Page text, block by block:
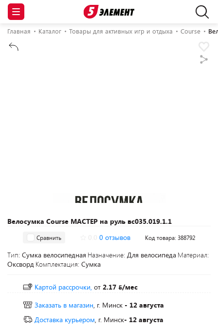
Главная Каталог Товары для активных игр и отдыха Course
Велосумка Course МАСТЕР на руль вс035.019.1.1
Сравнить 0 отзывов Код товара: 388792
Тип: Сумка велосипедная Назначение: Для велосипеда Материал:
Оксворд Комплектация: Сумка
Картой рассрочки, от 2.17
/мес
Заказать в магазин, г. Минск - 12 августа
Доставка курьером, г. Минск- 12 августа